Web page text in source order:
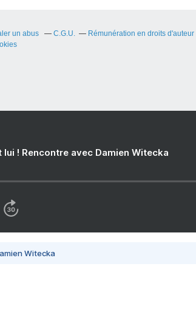
un abus C.G.U. Rémunération en droits d'auteur
! Rencontre avec Damien Witecka
Witecka